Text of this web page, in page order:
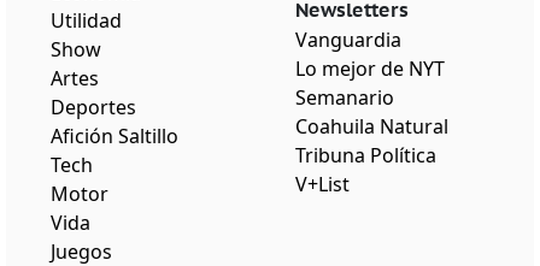
Utilidad
Show
Artes
Deportes
Afición Saltillo
Tech
Motor
Vida
Juegos
Newsletters
Vanguardia
Lo mejor de NYT
Semanario
Coahuila Natural
Tribuna Política
V+List